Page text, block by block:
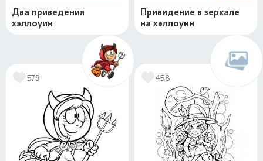
Два приведения
хэллоуин
Привидение в зеркале
на хэллоуин
579 458